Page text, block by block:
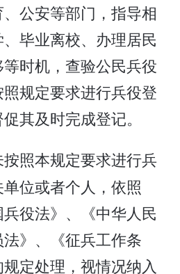
公安等部门，指导相
毕业离校、办理居民
时机，查验公民兵役
规定要求进行兵役登
其及时完成登记。
照本规定要求进行兵
位或者个人，依照
兵役法》、《中华人民
》、《征兵工作条
定处理，视情况纳入